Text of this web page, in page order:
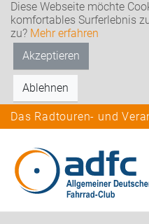
Diese Webseite möchte
komfortables Surferlebnis
zu? Mehr erfahren
Akzeptieren
Ablehnen
Das Radtouren- und